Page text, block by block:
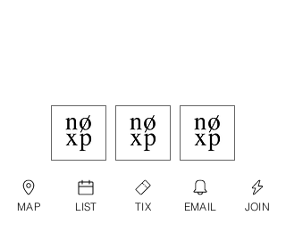
MAP LIST TIX EMAIL JOIN